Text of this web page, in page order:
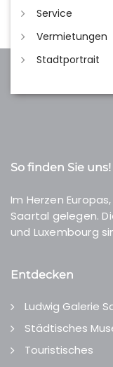
Service
Vermietungen
Stadtportrait
So finden Sie uns!
Im Herzen
Saartal gelegen.
und Luxembourg
Entdecken
Ludwig Galerie
Städtisches
Touristisches